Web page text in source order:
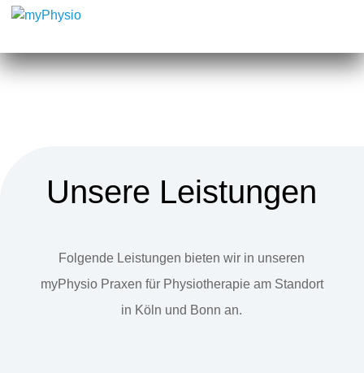
Unsere Leistungen
Folgende Leistungen bieten wir in unseren
myPhysio Praxen für Physiotherapie am Standort
in Köln und Bonn an.